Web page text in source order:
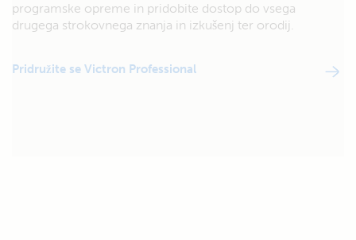
programske opreme in pridobite dostop do vsega
drugega strokovnega znanja in izkušenj ter orodij.
Pridružite se Victron Professional